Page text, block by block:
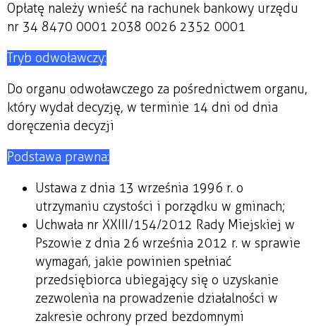
Opłatę należy wnieść na rachunek bankowy urzędu
nr 34 8470 0001 2038 0026 2352 0001
Tryb odwoławczy:
Do organu odwoławczego za pośrednictwem organu,
który wydał decyzję, w terminie 14 dni od dnia
doręczenia decyzji
Podstawa prawna:
Ustawa z dnia 13 września 1996 r. o
utrzymaniu czystości i porządku w gminach;
Uchwała nr XXIII/154/2012 Rady Miejskiej w
Pszowie z dnia 26 września 2012 r. w sprawie
wymagań, jakie powinien spełniać
przedsiębiorca ubiegający się o uzyskanie
zezwolenia na prowadzenie działalności w
zakresie ochrony przed bezdomnymi